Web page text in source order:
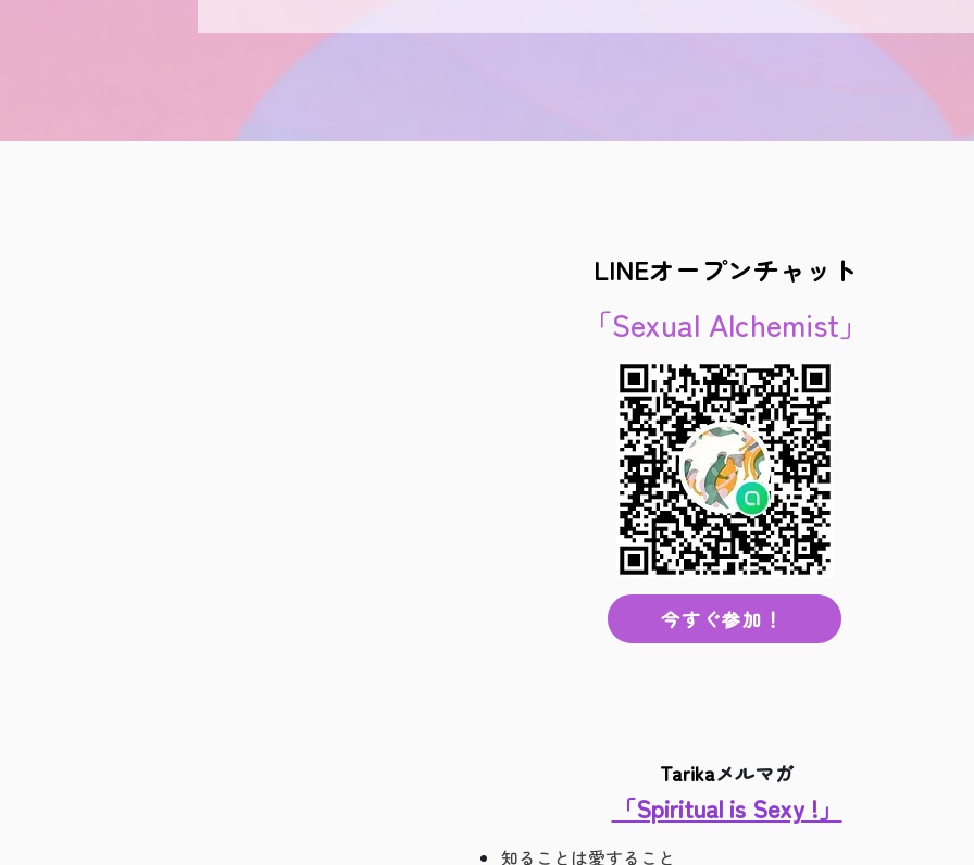
LINEオープンチャット
「Sexual Alchemist」
今すぐ参加！
Tarikaメルマガ
「Spiritual is Sexy !」
知ることは愛すること